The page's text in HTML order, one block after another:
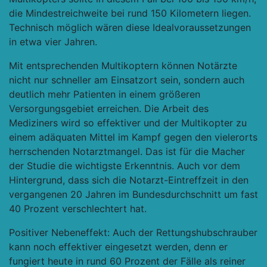
die Mindestreichweite bei rund 150 Kilometern liegen.
Technisch möglich wären diese Idealvoraussetzungen
in etwa vier Jahren.
Mit entsprechenden Multikoptern können Notärzte
nicht nur schneller am Einsatzort sein, sondern auch
deutlich mehr Patienten in einem größeren
Versorgungsgebiet erreichen. Die Arbeit des
Mediziners wird so effektiver und der Multikopter zu
einem adäquaten Mittel im Kampf gegen den vielerorts
herrschenden Notarztmangel. Das ist für die Macher
der Studie die wichtigste Erkenntnis. Auch vor dem
Hintergrund, dass sich die Notarzt-Eintreffzeit in den
vergangenen 20 Jahren im Bundesdurchschnitt um fast
40 Prozent verschlechtert hat.
Positiver Nebeneffekt: Auch der Rettungshubschrauber
kann noch effektiver eingesetzt werden, denn er
fungiert heute in rund 60 Prozent der Fälle als reiner